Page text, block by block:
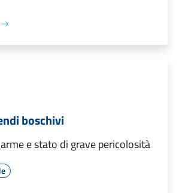
boschivi
e stato di grave pericolosità